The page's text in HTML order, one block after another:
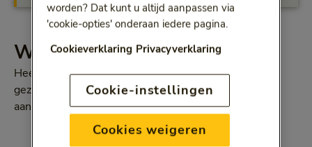
Wat u vergoed krijgt
Heeft u gezondheidsproblemen? Of vragen over uw
gezondheid? Dan is uw huisarts meestal uw eerste
aanspreekpunt.
worden? Dat kunt u altijd aanpassen via
'cookie-opties' onderaan iedere pagina.
Cookieverklaring Privacyverklaring
Cookie-instellingen
Cookies weigeren